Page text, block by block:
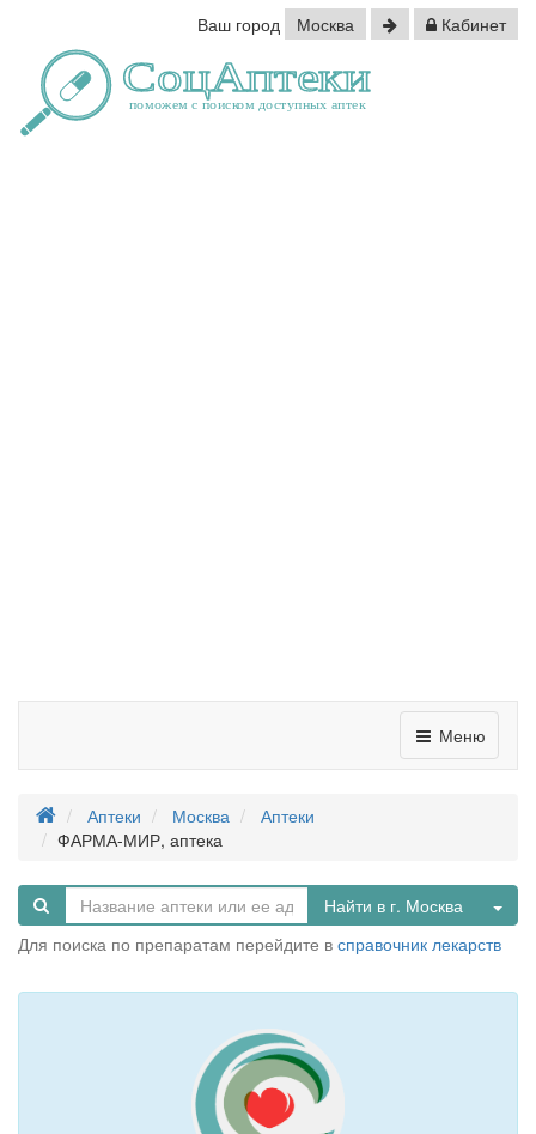
Ваш город Москва Кабинет
Меню
Аптеки Москва
Аптеки
ФАРМА-МИР, аптека
Найти в г. Москва
Для поиска по препаратам перейдите в справочник лекарств